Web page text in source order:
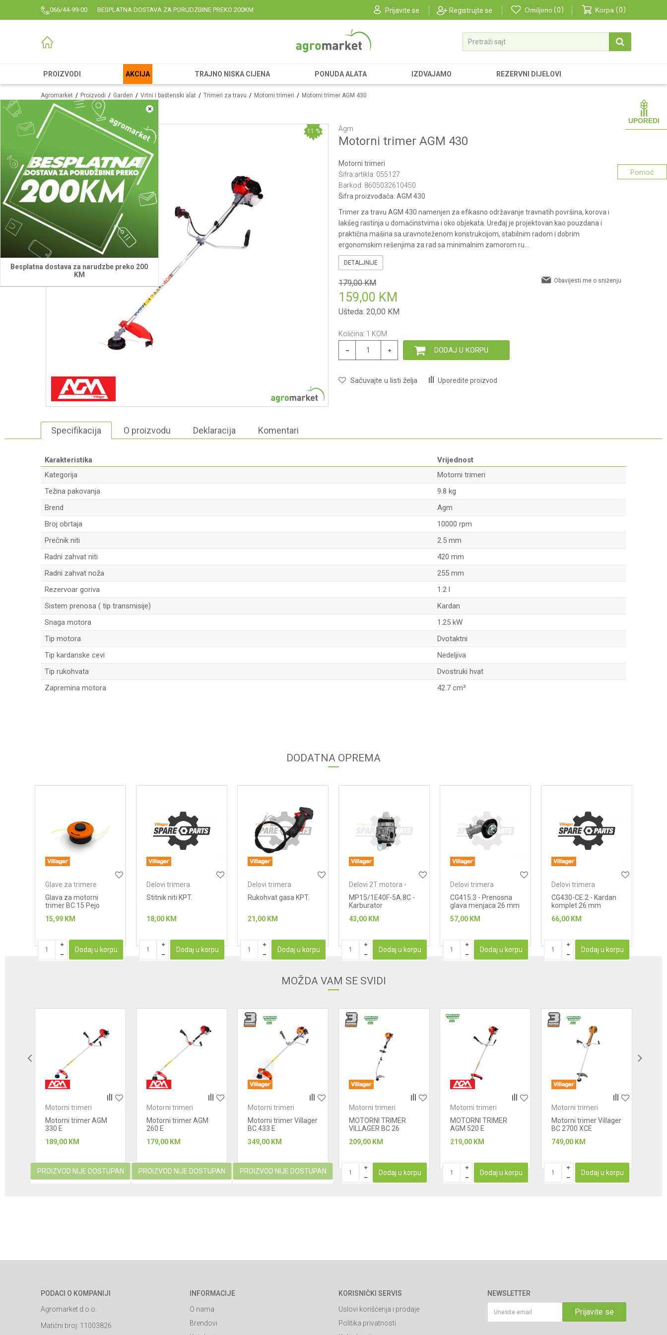
066/44-99-00 BESPLATNA DOSTAVA ZA PORUDZBINE PREKO 200KM Prijavite se Registrujte se Omiljeno 0 Korpa 0
Pretraži sajt
PROIZVODI AKCIJA TRAJNO NISKA CIJENA PONUDA ALATA IZDVAJAMO REZERVNI DIJELOVI
×
Besplatna dostava za narudzbe preko 200
KM
UPOREDI
Agromarket Proizvodi Garden Vrtni i baštenski alat Trimeri za travu Motorni trimeri Motorni trimer AGM 430
11 % Agm
Motorni trimer AGM 430
Motorni trimeri
Šifra artikla: 055127
Barkod: 8605032610450
Šifra proizvođača: AGM 430
Trimer za travu AGM 430 namenjen za efikasno održavanje travnatih površina, korova i
lakšeg rastinja u domaćinstvima i oko objekata. Uređaj je projektovan kao pouzdana i
praktična mašina sa uravnoteženom konstrukcijom, stabilnim radom i dobrim
ergonomskim rešenjima za rad sa minimalnim zamorom ru
DETALJNIJE
179,00 KM
159,00 KM
Ušteda: 20,00 KM
Obavijesti me o sniženju
Količina: 1 KOM
DODAJ U KORPU
Sačuvajte u listi želja Uporedite proizvod
Pomoć
Specifikacija O proizvodu Deklaracija Komentari
Karakteristika
Vrijednost
Kategorija
Motorni trimeri
Težina pakovanja
9.8 kg
Brend
Agm
Broj obrtaja
10000 rpm
Prečnik niti
2.5 mm
Radni zahvat niti
420 mm
Radni zahvat noža
255 mm
Rezervoar goriva
1.2 l
Sistem prenosa ( tip transmisije)
Kardan
Snaga motora
1.25 kW
Tip motora
Dvotaktni
Tip kardanske cevi
Nedeljiva
Tip rukohvata
Dvostruki hvat
Zapremina motora
42.7 cm³
Anti-spam zaštita - izračunajte koliko je 2 + 3 :
DODATNA OPREMA
Glave za trimere
Glava za motorni
trimer BC 15 Pejo
15,99 KM
Dodaj u korpu
Delovi trimera
Stitnik niti KPT.
18,00 KM
Dodaj u korpu
Delovi trimera
Rukohvat gasa KPT.
21,00 KM
Dodaj u korpu
Delovi 2T motora -
MP15/1E40F-5A.8C -
Karburator
43,00 KM
Dodaj u korpu
Delovi trimera
CG415.3 - Prenosna
glava menjaca 26 mm
57,00 KM
Dodaj u korpu
Delovi trimera
CG430-CE.2 - Kardan
komplet 26 mm
66,00 KM
Dodaj u korpu
MOŽDA VAM SE SVIDI
Motorni trimeri
Motorni trimer AGM
330 E
189,00 KM
PROIZVOD NIJE DOSTUPAN
Motorni trimeri
Motorni trimer AGM
260 E
179,00 KM
PROIZVOD NIJE DOSTUPAN
Motorni trimeri
Motorni trimer Villager
BC 433 E
349,00 KM
PROIZVOD NIJE DOSTUPAN
Motorni trimeri
MOTORNI TRIMER
VILLAGER BC 26
209,00 KM
Dodaj u korpu
Motorni trimeri
MOTORNI TRIMER
AGM 520 E
219,00 KM
Dodaj u korpu
Motorni trimeri
Motorni trimer Villager
BC 2700 XCE
749,00 KM
Dodaj u korpu
PODACI O KOMPANIJI
Agromarket d.o.o.
Matični broj: 11003826
INFORMACIJE
O nama
Brendovi
KORISNIČKI SERVIS
Uslovi korišćenja i prodaje
Politika privatnosti
NEWSLETTER
Prijavite se